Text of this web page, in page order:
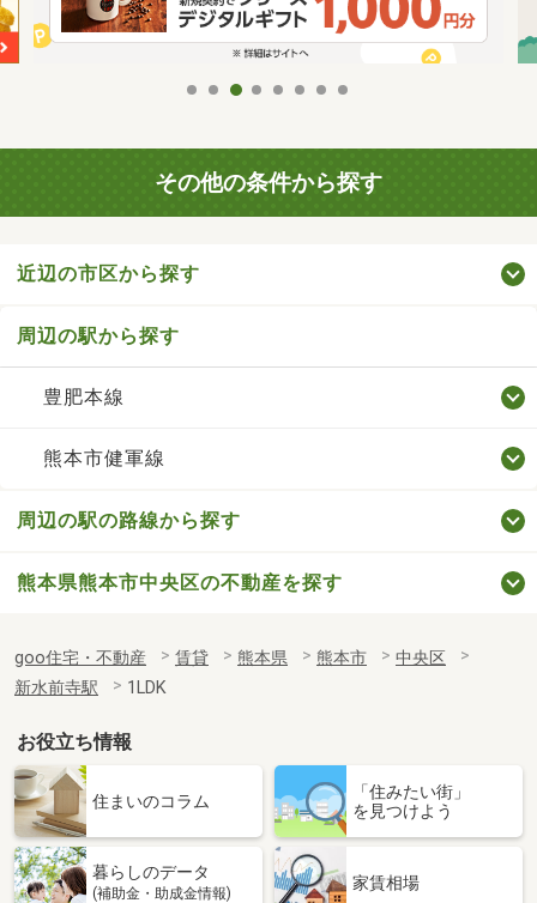
その他の条件から探す
近辺の市区から探す
周辺の駅から探す
豊肥本線
熊本市健軍線
周辺の駅の路線から探す
熊本県熊本市中央区の不動産を探す
goo住宅・不動産 賃貸 熊本県 熊本市
中央区
新水前寺駅
1LDK
お役立ち情報
住まいのコラム
「住みたい街」
を見つけよう
暮らしのデータ
(補助金・助成金情報)
家賃相場